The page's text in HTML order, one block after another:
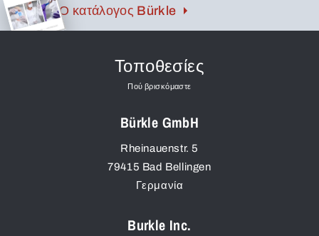
Ο κατάλογος Bürkle
Τοποθεσίες
Πού βρισκόμαστε
Bürkle GmbH
Rheinauenstr. 5
79415 Bad Bellingen
Γερμανία
Burkle Inc.